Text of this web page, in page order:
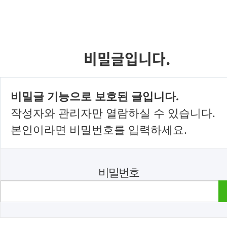
비밀글입니다.
비밀글 기능으로 보호된 글입니다.
작성자와 관리자만 열람하실 수 있습니다.
본인이라면 비밀번호를 입력하세요.
비밀번호